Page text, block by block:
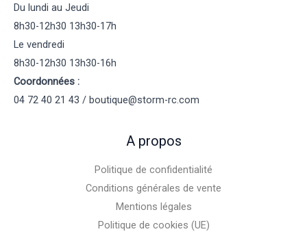
Du lundi au Jeudi
8h30-12h30 13h30-17h
Le vendredi
8h30-12h30 13h30-16h
Coordonnées :
04 72 40 21 43 / boutique@storm-rc.com
A propos
Politique de confidentialité
Conditions générales de vente
Mentions légales
Politique de cookies (UE)